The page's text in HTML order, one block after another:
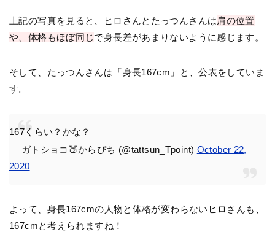
上記の写真を見ると、ヒロさんとたっつんさんは肩の位置
や、体格もほぼ同じで身長差があまりないように感じます。
そして、たっつんさんは「身長167cm」と、公表をしていま
す。
167くらい？かな？
— ガトショコ🍑からぴち (@tattsun_Tpoint) October 22,
2020
よって、身長167cmの人物と体格が変わらないヒロさんも、
167cmと考えられますね！